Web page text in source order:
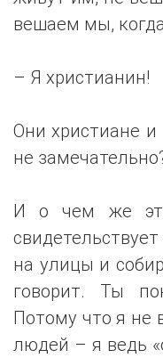
вешаем мы,
– Я христианин!
Они христиане и
не
И о чем же это
на улицы и
говорит. Ты
Потому что я не
людей – я ведь